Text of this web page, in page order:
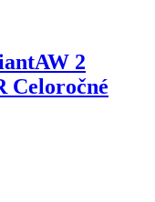
2
Celoročné